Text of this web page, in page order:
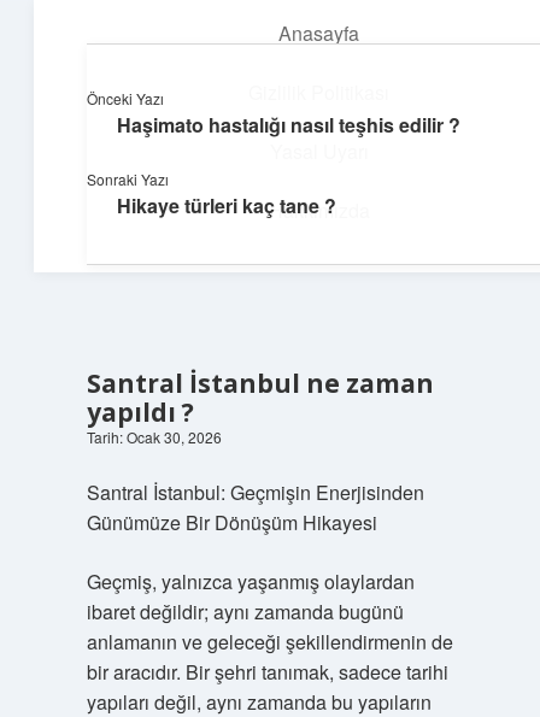
Anasayfa
Hakkımızda
Üretim ve İlham
Yaratıcı projelerle dünyanı inşa et!
Santral İstanbul ne zaman
yapıldı ?
Tarih: Ocak 30, 2026
Santral İstanbul: Geçmişin Enerjisinden
Günümüze Bir Dönüşüm Hikayesi
Geçmiş, yalnızca yaşanmış olaylardan
ibaret değildir; aynı zamanda bugünü
anlamanın ve geleceği şekillendirmenin de
bir aracıdır. Bir şehri tanımak, sadece tarihi
yapıları değil, aynı zamanda bu yapıların
Önceki Yazı
Haşimato hastalığı nasıl teşhis edilir ?
Sonraki Yazı
Hikaye türleri kaç tane ?